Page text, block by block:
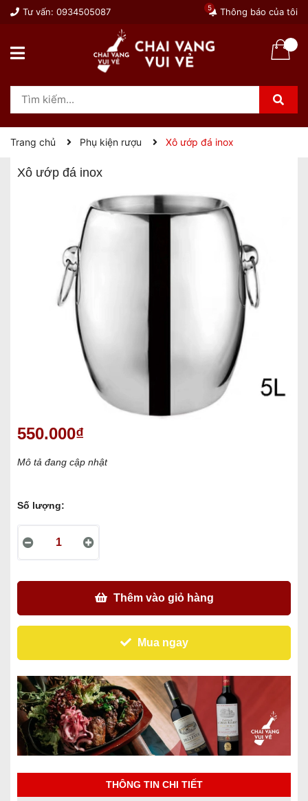
Tư vấn: 0934505087 Thông báo của tôi
5
Trang chủ Phụ kiện rượu Xô ướp đá inox
Xô ướp đá inox
550.000₫
Mô tả đang cập nhật
Số lượng:
Thêm vào giỏ hàng
Mua ngay
THÔNG TIN CHI TIẾT